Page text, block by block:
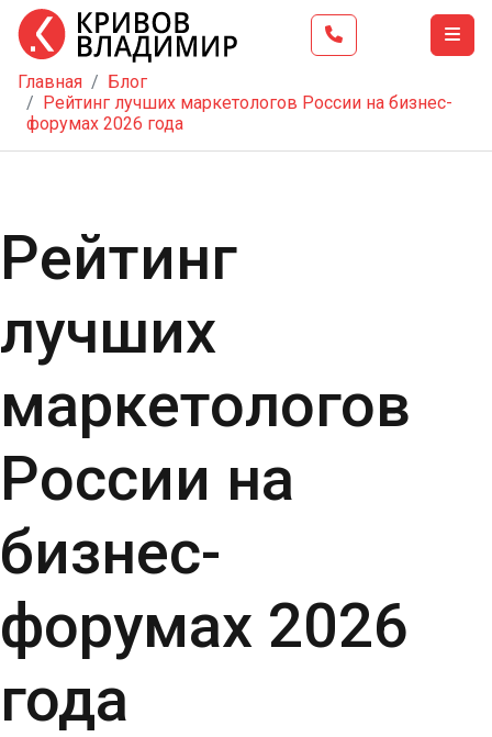
Главная
Тренинг
Услуги
Блог
Контакты
Главная
Блог
Рейтинг лучших маркетологов России на бизнес-
форумах 2026 года
Рейтинг
лучших
маркетологов
России на
бизнес-
форумах 2026
года